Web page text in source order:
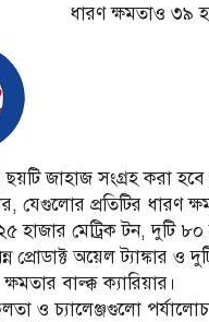
ধারণ ক্ষমতাও ৩৯
জাহাজ সংগ্রহ করা
যেগুলোর প্রতিটির ধারণ
হাজার মেট্রিক টন, দুটি ৮০
প্রোডাক্ট অয়েল ট্যাঙ্কার ও
বাল্ক্ক ক্যারিয়ার।
ও চ্যালেঞ্জগুলো